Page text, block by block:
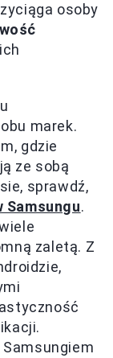
osoby
marek.
gdzie
ze sobą
sprawdź,
Samsungu.
zaletą. Z